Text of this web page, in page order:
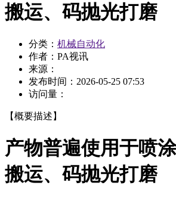
搬运、码抛光打磨
分类： 机械自动化
作者：PA视讯
来源：
发布时间： 2026-05-25 07:53
访问量：
【概要描述】
产物普遍使用于喷涂
搬运、码抛光打磨